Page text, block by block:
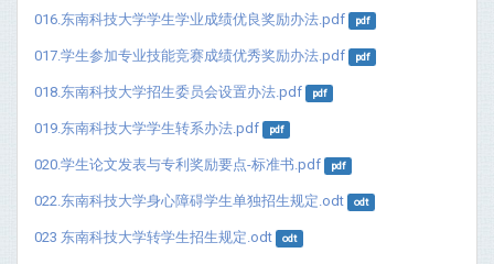
016.东南科技大学学生学业成绩优良奖励办法.pdf pdf
017.学生参加专业技能竞赛成绩优秀奖励办法.pdf pdf
018.东南科技大学招生委员会设置办法.pdf pdf
019.东南科技大学学生转系办法.pdf pdf
020.学生论文发表与专利奖励要点-标准书.pdf pdf
022.东南科技大学身心障碍学生单独招生规定.odt odt
023 东南科技大学转学生招生规定.odt odt